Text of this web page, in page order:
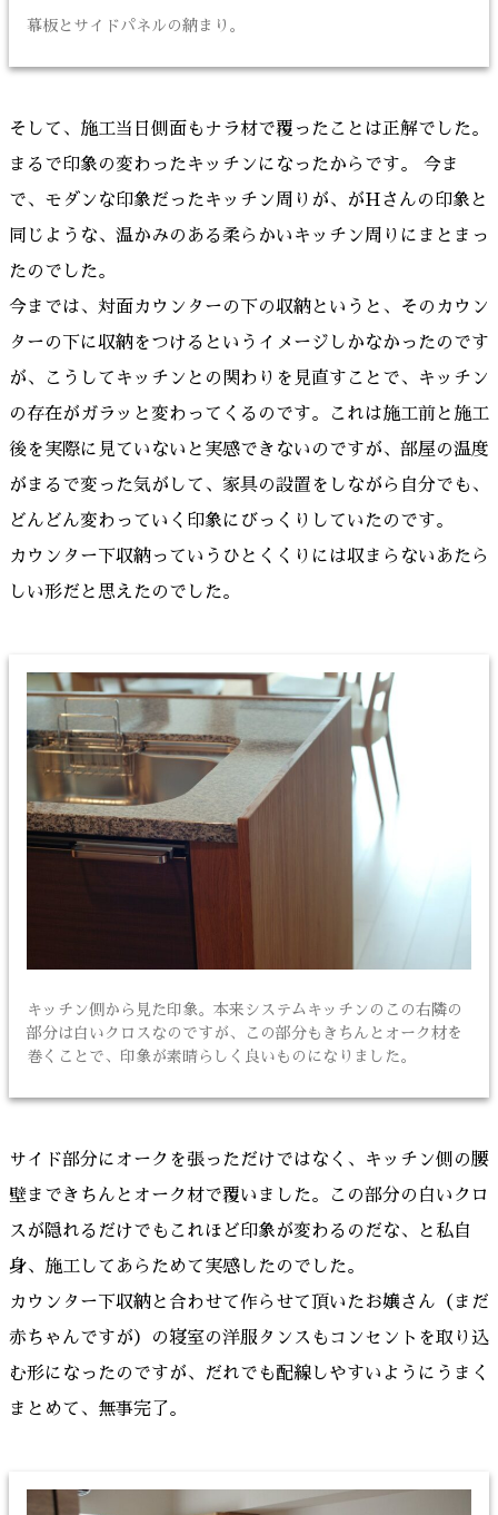
幕板とサイドパネルの納まり。
そして、施工当日側面もナラ材で覆ったことは正解でした。
まるで印象の変わったキッチンになったからです。 今ま
で、モダンな印象だったキッチン周りが、がHさんの印象と
同じような、温かみのある柔らかいキッチン周りにまとまっ
たのでした。
今までは、対面カウンターの下の収納というと、そのカウン
ターの下に収納をつけるというイメージしかなかったのです
が、こうしてキッチンとの関わりを見直すことで、キッチン
の存在がガラッと変わってくるのです。これは施工前と施工
後を実際に見ていないと実感できないのですが、部屋の温度
がまるで変った気がして、家具の設置をしながら自分でも、
どんどん変わっていく印象にびっくりしていたのです。
カウンター下収納っていうひとくくりには収まらないあたら
しい形だと思えたのでした。
キッチン側から見た印象。本来システムキッチンのこの右隣の
部分は白いクロスなのですが、この部分もきちんとオーク材を
巻くことで、印象が素晴らしく良いものになりました。
サイド部分にオークを張っただけではなく、キッチン側の腰
壁まできちんとオーク材で覆いました。この部分の白いクロ
スが隠れるだけでもこれほど印象が変わるのだな、と私自
身、施工してあらためて実感したのでした。
カウンター下収納と合わせて作らせて頂いたお嬢さん（まだ
赤ちゃんですが）の寝室の洋服タンスもコンセントを取り込
む形になったのですが、だれでも配線しやすいようにうまく
まとめて、無事完了。